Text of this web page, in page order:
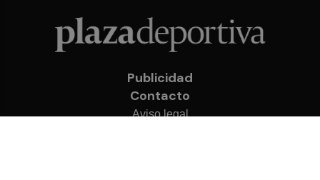
Publicidad
Contacto
Aviso legal